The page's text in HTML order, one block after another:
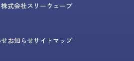
式会社スリーウェーブ
お知らせサイトマップ